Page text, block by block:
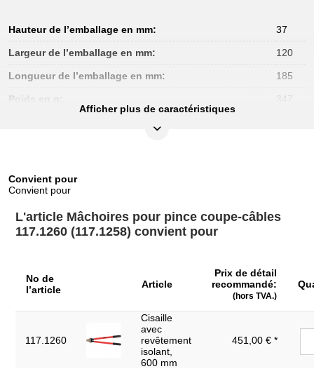
Hauteur de l’emballage en mm: 37
Largeur de l’emballage en mm: 120
Longueur de l’emballage en mm: 185
Poids en g:
347
Afficher plus de caractéristiques
Convient pour
Convient pour
L'article Mâchoires pour pince coupe-câbles
117.1260 (117.1258) convient pour
No de
l’article
Article
Prix de détail
recommandé:
(hors TVA.)
117.1260
Cisaille
avec
revêtement
isolant,
600 mm
451,00 € *